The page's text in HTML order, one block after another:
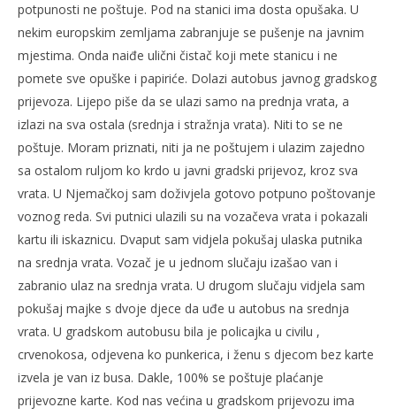
potpunosti ne poštuje. Pod na stanici ima dosta opušaka. U
nekim europskim zemljama zabranjuje se pušenje na javnim
mjestima. Onda naiđe ulični čistač koji mete stanicu i ne
pomete sve opuške i papiriće. Dolazi autobus javnog gradskog
prijevoza. Lijepo piše da se ulazi samo na prednja vrata, a
izlazi na sva ostala (srednja i stražnja vrata). Niti to se ne
poštuje. Moram priznati, niti ja ne poštujem i ulazim zajedno
sa ostalom ruljom ko krdo u javni gradski prijevoz, kroz sva
vrata. U Njemačkoj sam doživjela gotovo potpuno poštovanje
voznog reda. Svi putnici ulazili su na vozačeva vrata i pokazali
kartu ili iskaznicu. Dvaput sam vidjela pokušaj ulaska putnika
na srednja vrata. Vozač je u jednom slučaju izašao van i
zabranio ulaz na srednja vrata. U drugom slučaju vidjela sam
pokušaj majke s dvoje djece da uđe u autobus na srednja
vrata. U gradskom autobusu bila je policajka u civilu ,
crvenokosa, odjevena ko punkerica, i ženu s djecom bez karte
izvela je van iz busa. Dakle, 100% se poštuje plaćanje
prijevozne karte. Kod nas većina u gradskom prijevozu ima